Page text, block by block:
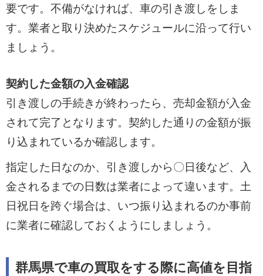
要です。不備がなければ、車の引き渡しをしま
す。業者と取り決めたスケジュールに沿って行い
ましょう。
契約した金額の入金確認
引き渡しの手続きが終わったら、売却金額が入金
されて完了となります。契約した通りの金額が振
り込まれているか確認します。
指定した日なのか、引き渡しから〇日後など、入
金されるまでの日数は業者によって違います。土
日祝日を跨ぐ場合は、いつ振り込まれるのか事前
に業者に確認しておくようにしましょう。
群馬県で車の買取をする際に高値を目指